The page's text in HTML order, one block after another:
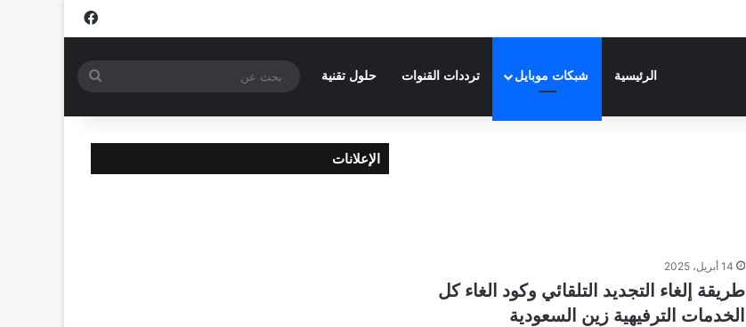
فيسبوك
الرئيسية شبكات موبايل ترددات القنوات حلول تقنية
بحث
14 أبريل، 2025
طريقة إلغاء التجديد التلقائي وكود الغاء كل
الخدمات الترفيهية زين السعودية
الإعلانات